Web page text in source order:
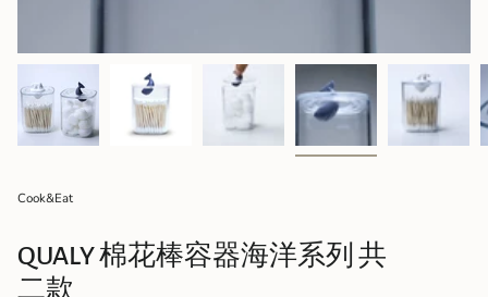
Cook&Eat
QUALY 棉花棒容器海洋系列 共
二款